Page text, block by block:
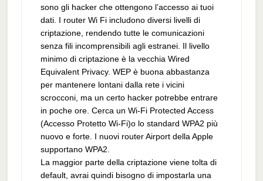
sono gli hacker che ottengono l’accesso ai tuoi
dati. I router Wi Fi includono diversi livelli di
criptazione, rendendo tutte le comunicazioni
senza fili incomprensibili agli estranei. Il livello
minimo di criptazione è la vecchia Wired
Equivalent Privacy. WEP è buona abbastanza
per mantenere lontani dalla rete i vicini
scrocconi, ma un certo hacker potrebbe entrare
in poche ore. Cerca un Wi-Fi Protected Access
(Accesso Protetto Wi-Fi)o lo standard WPA2 più
nuovo e forte. I nuovi router Airport della Apple
supportano WPA2.
La maggior parte della criptazione viene tolta di
default, avrai quindi bisogno di impostarla una